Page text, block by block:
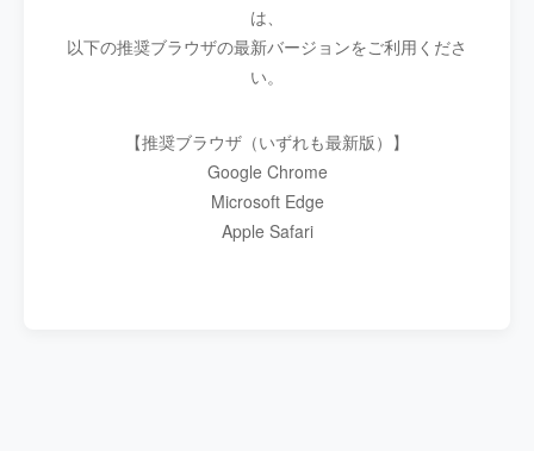
は、
以下の推奨ブラウザの最新バージョンをご利用くださ
い。
【推奨ブラウザ（いずれも最新版）】
Google Chrome
Microsoft Edge
Apple Safari